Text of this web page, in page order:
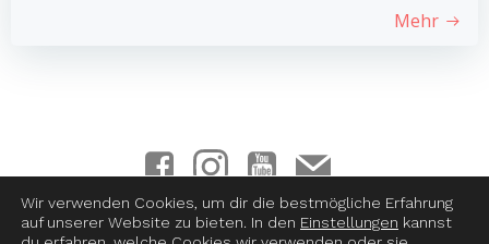
Mehr
Impressum|Datenschutz |Haftungsausschluss |AGB &
Wir verwenden Cookies, um dir die bestmögliche Erfahrung
auf unserer Website zu bieten. In den Einstellungen kannst